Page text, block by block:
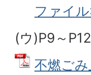
ファイ
(ウ)P9～P12
不燃ご